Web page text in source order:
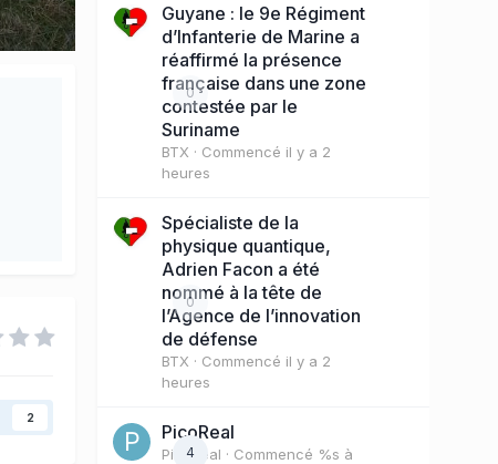
2
0
Guyane : le 9e Régiment
d’Infanterie de Marine a
réaffirmé la présence
française dans une zone
contestée par le
Suriname
BTX · Commencé il y a 2
heures
0
Spécialiste de la
physique quantique,
Adrien Facon a été
nommé à la tête de
l’Agence de l’innovation
de défense
BTX · Commencé il y a 2
heures
4
PicoReal
PicoReal · Commencé %s à